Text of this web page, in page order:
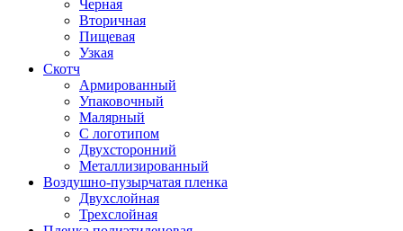
Черная
Вторичная
Пищевая
Узкая
Скотч
Армированный
Упаковочный
Малярный
С логотипом
Двухсторонний
Металлизированный
Воздушно-пузырчатая пленка
Двухслойная
Трехслойная